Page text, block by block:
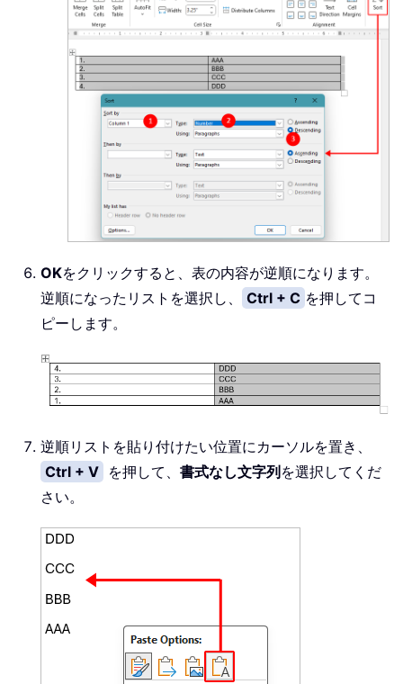
OKをクリックすると、表の内容が逆順になります。
逆順になったリストを選択し、
Ctrl + C を押してコ
ピーします。
逆順リストを貼り付けたい位置にカーソルを置き、
Ctrl + V を押して、 書式なし文字列を選択してくだ
さい。